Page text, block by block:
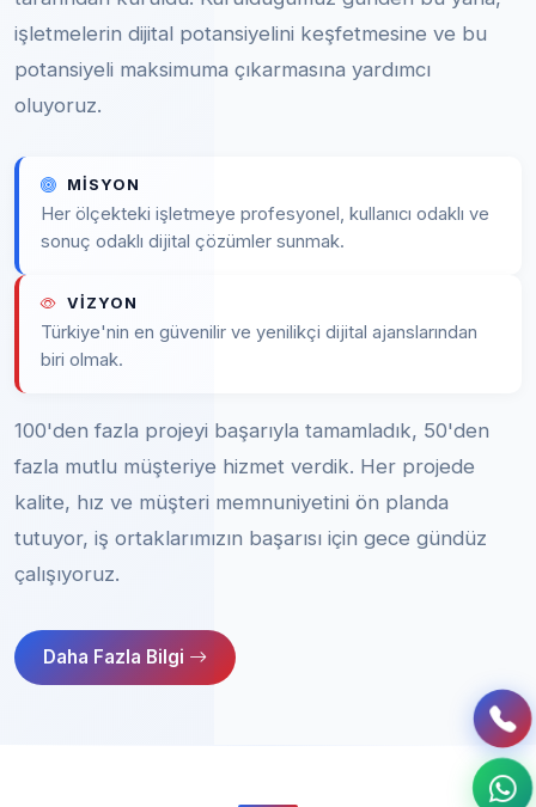
işletmelerin dijital potansiyelini keşfetmesine ve bu
potansiyeli maksimuma çıkarmasına yardımcı
oluyoruz.
MISYON
Her ölçekteki işletmeye profesyonel, kullanıcı odaklı ve
sonuç odaklı dijital çözümler sunmak.
VIZYON
Türkiye'nin en güvenilir ve yenilikçi dijital ajanslarından
biri olmak.
100'den fazla projeyi başarıyla tamamladık, 50'den
fazla mutlu müşteriye hizmet verdik. Her projede
kalite, hız ve müşteri memnuniyetini ön planda
tutuyor, iş ortaklarımızın başarısı için gece gündüz
çalışıyoruz.
Daha Fazla Bilgi